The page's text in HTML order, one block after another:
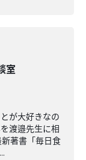
室
が大好きなの
渡邉先生に相
著書「毎日食